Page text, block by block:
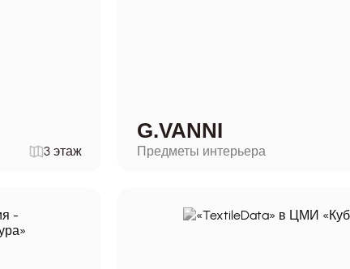
3 этаж
G.VANNI
Предметы интерьера